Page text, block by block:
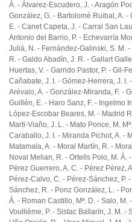
Á. - Álvarez-Escudero, J. - Aragón
González, G. - Bartolomé Ruibal, A.
E. - Canet Capeta, J. - Carral San
Antonio del Barrio, P. - Echevarría
Juliá, N. - Fernández-Galinski, S. M.
R. - Galdo Abadín, J. R. - Gallart
Huertas, V. - Garrido Pastor, P. - Gil-
Cañabate, J. I. - Gómez-Herrera, J.
Arévalo, A. - González-Miranda, F. -
Guillén, E. - Haro Sanz, F. - Ingelmo
López-Escobar Beares, M. - Madrid
Marti-Viaño, J. L. - Mato Ponce, M.
Caraballo, J. I. - Miranda Pichot, A. -
Matamala, A. - Moral Martín, R. -
Noval Melian, R. - Ortells Polo, M. Á.
Pérez Guerrero, A. C. - Pérez Pérez,
Pérez-Calvo, C. - Pérez-Sánchez, P.
Sánchez, R. - Ponz González, L. -
Á. - Roman Castillo, Mª. D. - Salo,
Voullième, P. - Sistac Ballarín, J. M. -